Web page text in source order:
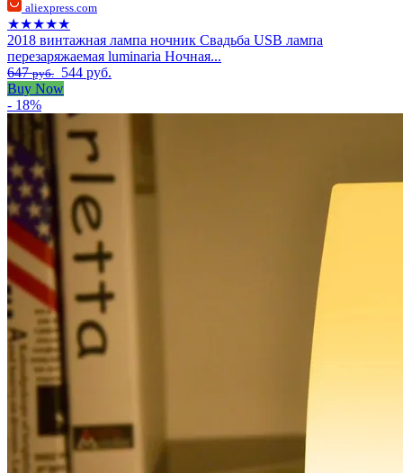
aliexpress.com
★★★★★
2018 винтажная лампа ночник Свадьба USB лампа
перезаряжаемая luminaria Ночная...
647руб. 544 руб.
Buy Now
- 18%